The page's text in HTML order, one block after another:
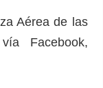
Aérea de las
Facebook,